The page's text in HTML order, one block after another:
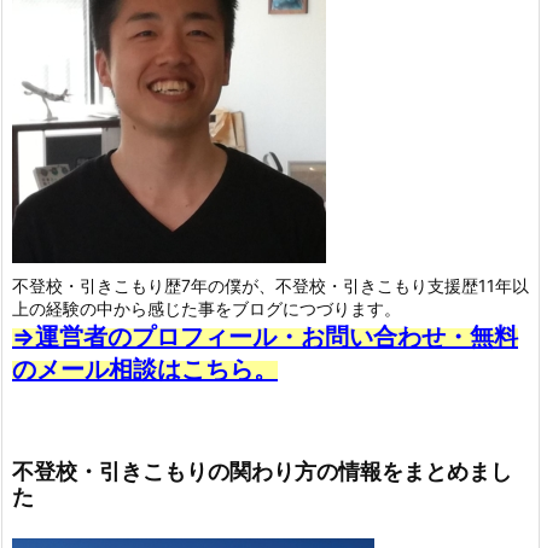
不登校・引きこもり歴7年の僕が、不登校・引きこもり支援歴11年以
上の経験の中から感じた事をブログにつづります。
⇒運営者のプロフィール・お問い合わせ・無料
のメール相談はこちら。
不登校・引きこもりの関わり方の情報をまとめまし
た